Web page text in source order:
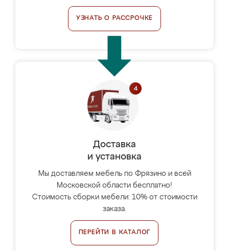
УЗНАТЬ О РАССРОЧКЕ
Доставка
и установка
Мы доставляем мебель по Фрязино и всей
Московской области бесплатно!
Стоимость сборки мебели: 10% от стоимости
заказа.
ПЕРЕЙТИ В КАТАЛОГ